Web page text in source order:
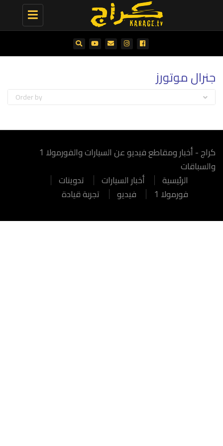
Toggle
navigation
جنرال موتورز
Order by
كراج - أخبار ومقاطع فيديو عن السيارات والفورمولا 1
والسباقات
الرئيسية
أخبار السيارات
تدوينات
فورمولا 1
فيديو تجربة قيادة